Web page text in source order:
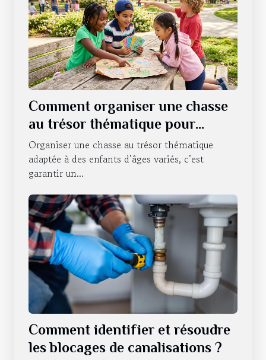
Comment organiser une chasse
au trésor thématique pour
enfants de différents âges ?
Organiser une chasse au trésor thématique
adaptée à des enfants d’âges variés, c’est
garantir un...
Comment identifier et résoudre
les blocages de canalisations ?